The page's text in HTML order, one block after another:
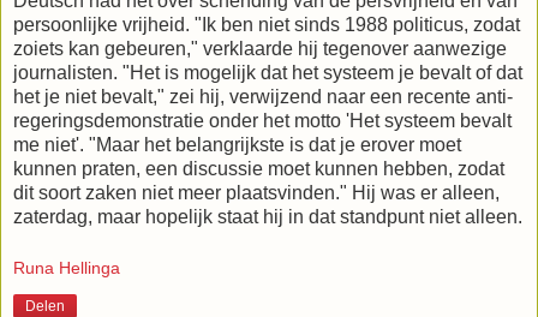
persoonlijke vrijheid. "Ik ben niet sinds 1988 politicus, zodat
zoiets kan gebeuren," verklaarde hij tegenover aanwezige
journalisten. "Het is mogelijk dat het systeem je bevalt of dat
het je niet bevalt," zei hij, verwijzend naar een recente anti-
regeringsdemonstratie onder het motto 'Het systeem bevalt
me niet'. "Maar het belangrijkste is dat je erover moet
kunnen praten, een discussie moet kunnen hebben, zodat
dit soort zaken niet meer plaatsvinden." Hij was er alleen,
zaterdag, maar hopelijk staat hij in dat standpunt niet alleen.
Runa Hellinga
Delen